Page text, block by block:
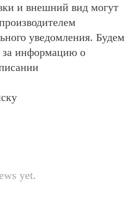
и внешний вид могут
уведомления. Будем
за информацию о
yet.